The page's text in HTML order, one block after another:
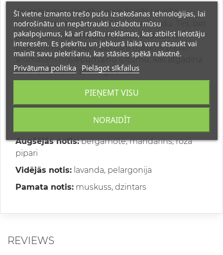
Aromāta pamatnotā ir pavedinošs un silts
akords, kas atstāj neizdzēšamu iespaidu. Tīrs, bet
juteklisks muskuss apņem ādu kā zīdains
pieskāriens, savukārt dzintara mājiens piešķir
aromātam noslēpumainu siltumu, kas atgādina
vakara mielastu sveču gaismā.
Mine Noir 1940 ir aromāts, kas ne tikai atklāj
aizgājušā laikmeta izsmalcinātību, bet arī aicina
Augšējās notis:bergamote, mandarīns, rozā
pipari
Vidējās notis: lavanda, pelargonija
Pamata notis: muskuss, dzintars
REVIEWS
Šī vietne izmanto trešo pušu izsekošanas tehnoloģijas, lai
nodrošinātu un nepārtraukti uzlabotu mūsu
pakalpojumus, kā arī rādītu reklāmas, kas atbilst lietotāju
interesēm. Es piekrītu un jebkurā laikā varu atsaukt vai
mainīt savu piekrišanu, kas stāsies spēkā nākotnē.
Privātuma politika Pielāgot sīkfailus
NORAIDĪT
PIEŅEMT VISU